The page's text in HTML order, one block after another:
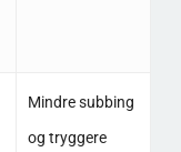
Mindre subbing
og tryggere